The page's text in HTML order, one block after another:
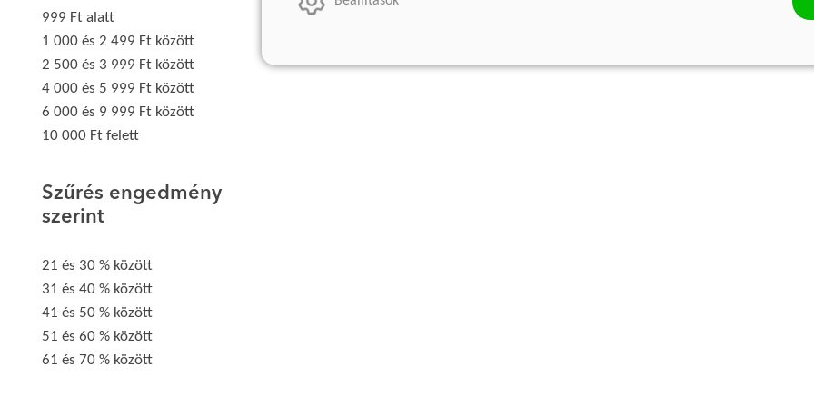
999 Ft alatt
1 000 és 2 499 Ft között
2 500 és 3 999 Ft között
4 000 és 5 999 Ft között
6 000 és 9 999 Ft között
10 000 Ft felett
Szűrés engedmény
szerint
21 és 30 % között
31 és 40 % között
41 és 50 % között
51 és 60 % között
61 és 70 % között